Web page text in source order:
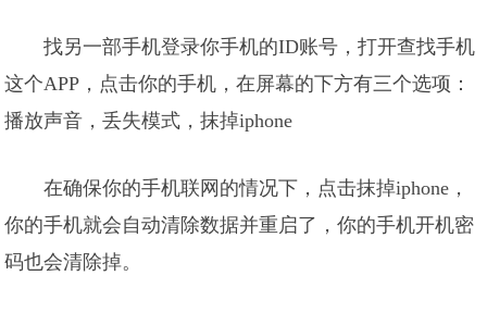
找另一部手机登录你手机的ID账号，打开查找手机
这个APP，点击你的手机，在屏幕的下方有三个选项：
播放声音，丢失模式，抹掉iphone
在确保你的手机联网的情况下，点击抹掉iphone，
你的手机就会自动清除数据并重启了，你的手机开机密
码也会清除掉。